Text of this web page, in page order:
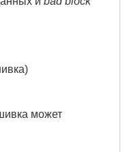
может